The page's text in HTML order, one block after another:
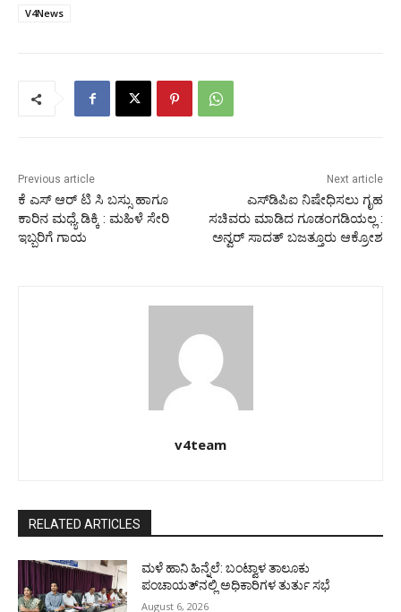
V4News
Previous article
ಕೆ ಎಸ್‌ ಆರ್‌ ಟಿ ಸಿ ಬಸ್ಸು ಹಾಗೂ
ಕಾರಿನ ಮಧ್ಯೆ ಡಿಕ್ಕಿ : ಮಹಿಳೆ ಸೇರಿ
ಇಬ್ಬರಿಗೆ ಗಾಯ
Next article
ಎಸ್‍ಡಿಪಿಐ ನಿಷೇಧಿಸಲು ಗೃಹ
ಸಚಿವರು ಮಾಡಿದ ಗೂಡಂಗಡಿಯಲ್ಲ :
ಅನ್ವರ್ ಸಾದತ್ ಬಜತ್ತೂರು ಆಕ್ರೋಶ
v4team
RELATED ARTICLES
ಮಳೆ ಹಾನಿ ಹಿನ್ನೆಲೆ: ಬಂಟ್ವಾಳ ತಾಲೂಕು
ಪಂಚಾಯತ್‌ನಲ್ಲಿ ಅಧಿಕಾರಿಗಳ ತುರ್ತು ಸಭೆ
August 6, 2026